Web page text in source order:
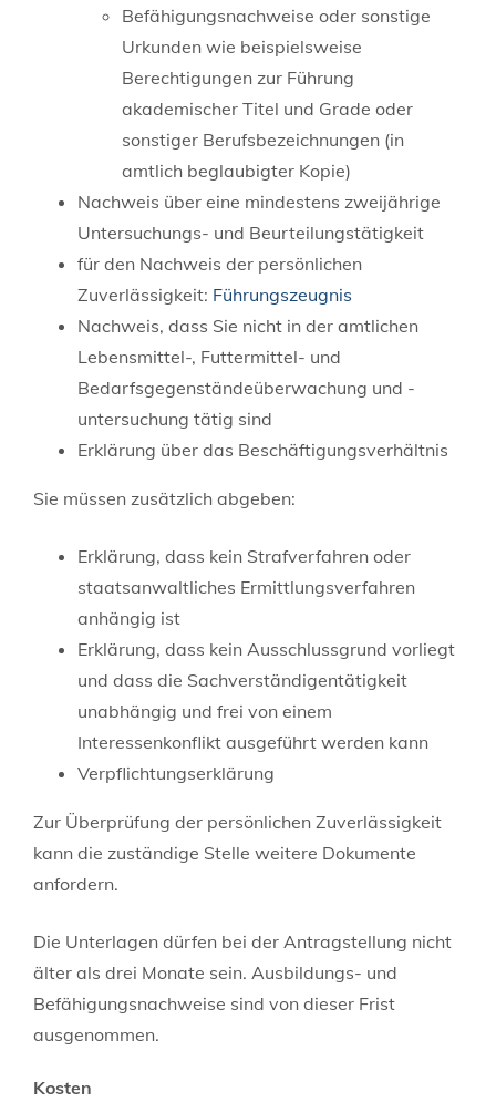
Befähigungsnachweise oder sonstige
Urkunden wie beispielsweise
Berechtigungen zur Führung
akademischer Titel und Grade oder
sonstiger Berufsbezeichnungen (in
amtlich beglaubigter Kopie)
Nachweis über eine mindestens zweijährige
Untersuchungs- und Beurteilungstätigkeit
für den Nachweis der persönlichen
Zuverlässigkeit: Führungszeugnis
Nachweis, dass Sie nicht in der amtlichen
Lebensmittel-, Futtermittel- und
Bedarfsgegenständeüberwachung und -
untersuchung tätig sind
Erklärung über das Beschäftigungsverhältnis
Sie müssen zusätzlich abgeben:
Erklärung, dass kein Strafverfahren oder
staatsanwaltliches Ermittlungsverfahren
anhängig ist
Erklärung, dass kein Ausschlussgrund vorliegt
und dass die Sachverständigentätigkeit
unabhängig und frei von einem
Interessenkonflikt ausgeführt werden kann
Verpflichtungserklärung
Zur Überprüfung der persönlichen Zuverlässigkeit
kann die zuständige Stelle weitere Dokumente
anfordern.
Die Unterlagen dürfen bei der Antragstellung nicht
älter als drei Monate sein. Ausbildungs- und
Befähigungsnachweise sind von dieser Frist
ausgenommen.
Kosten